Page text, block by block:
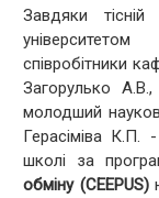
Завдяки
співробітники
Загорулько
молодший
Герасіміва К.П.
школі за
обміну (CEEPUS)